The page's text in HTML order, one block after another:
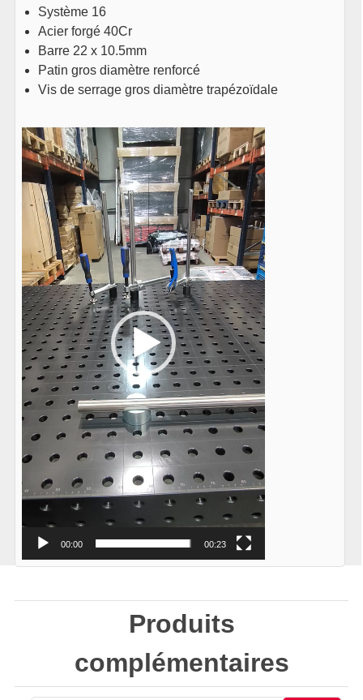
Système 16
Acier forgé 40Cr
Barre 22 x 10.5mm
Patin gros diamètre renforcé
Vis de serrage gros diamètre trapézoïdale
Lecteur
vidéo
00:00 00:23
Produits
complémentaires